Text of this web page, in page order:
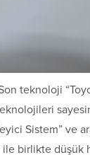
teknoloji
Sistem” ve
birlikte düşük